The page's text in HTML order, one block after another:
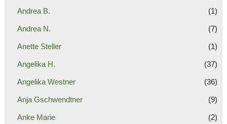
Andrea B. (1)
Andrea N. (7)
Anette Steller (1)
Angelika H. (37)
Angelika Westner (36)
Anja Gschwendtner (9)
Anke Marie (2)